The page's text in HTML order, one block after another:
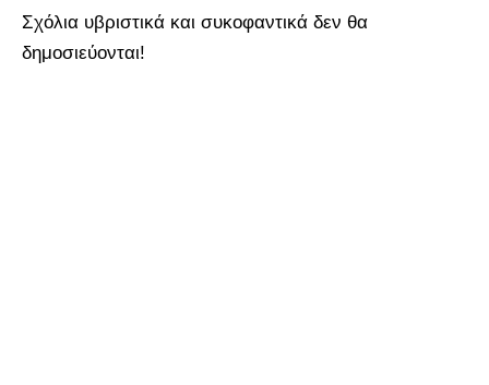
Σχόλια υβριστικά και συκοφαντικά δεν θα
δημοσιεύονται!